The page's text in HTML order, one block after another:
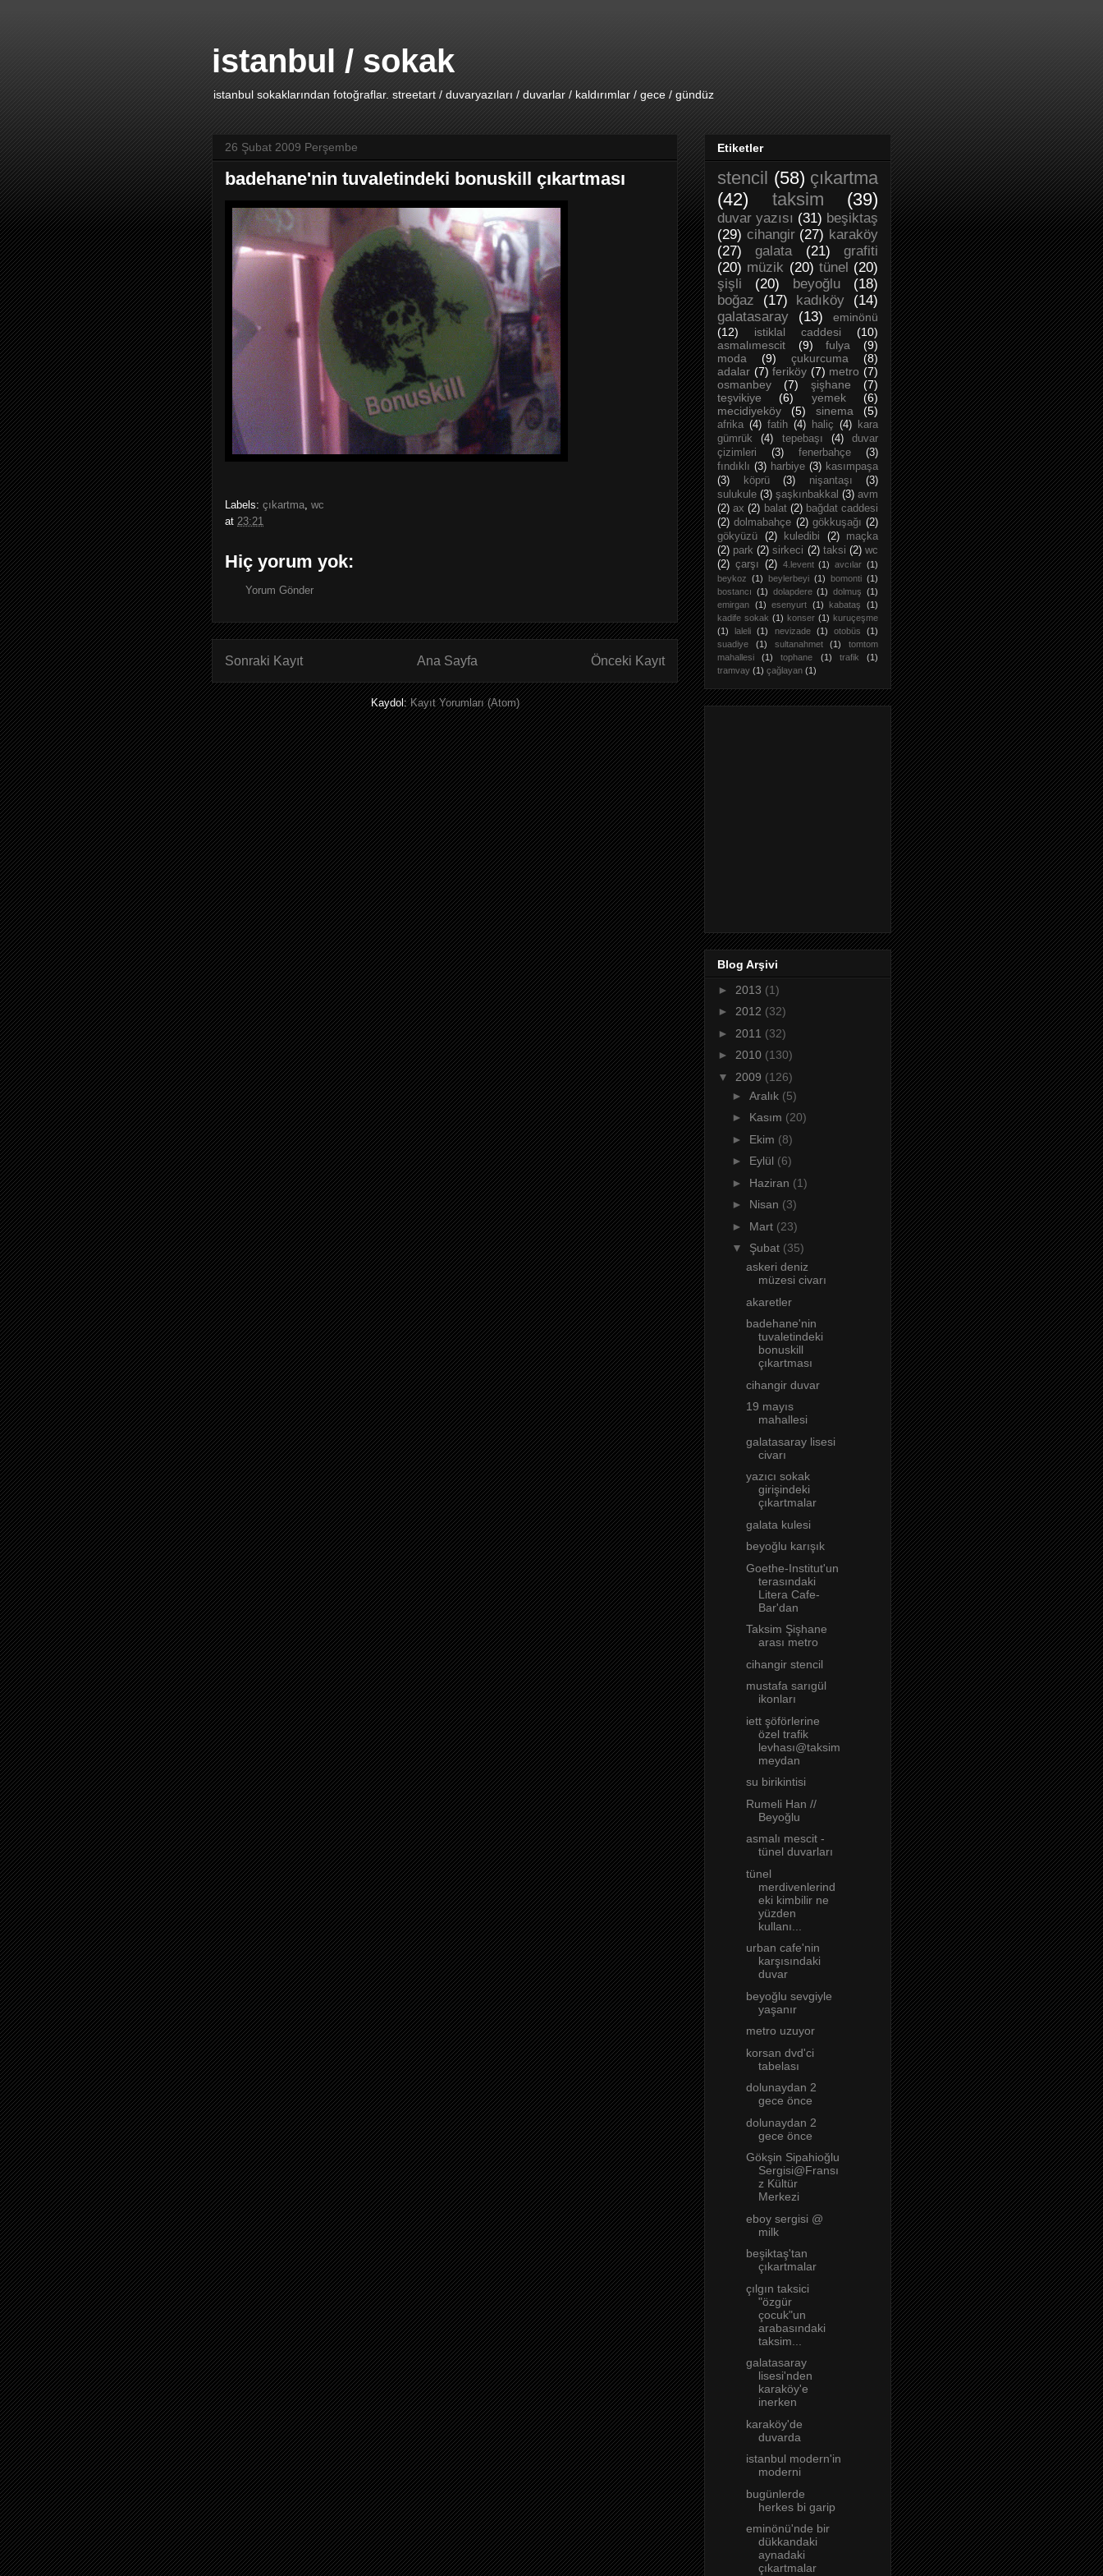
istanbul / sokak
istanbul sokaklarından fotoğraflar. streetart / duvaryazıları / duvarlar / kaldırımlar / gece / gündüz
26 Şubat 2009 Perşembe
badehane'nin tuvaletindeki bonuskill çıkartması
Labels: çıkartma wc
at 23:21
Hiç yorum yok:
Yorum Gönder
Sonraki Kayıt Önceki Kayıt
Ana Sayfa
Kaydol:Kayıt Yorumları (Atom)
Etiketler
stencil (58) çıkartma
(42)
taksim (39)
duvar yazısı (31) beşiktaş
(29) cihangir (27) karaköy
(27)
galata (21)
grafiti
(20) müzik (20) tünel (20)
şişli
(20) beyoğlu
(18)
boğaz
(17) kadıköy
(14)
galatasaray
(13)
eminönü
(12)
istiklal caddesi
(10)
asmalımescit
(9) fulya
(9)
moda
(9) çukurcuma
(8)
adalar (7) feriköy (7) metro (7)
osmanbey
(7) şişhane
(7)
teşvikiye
(6) yemek
(6)
mecidiyeköy
(5) sinema (5)
afrika (4) fatih (4) haliç (4)
kara
gümrük
(4) tepebaşı (4)
duvar
çizimleri
(3) fenerbahçe
(3)
fındıklı (3) harbiye (3) kasımpaşa
(3)
köprü (3) nişantaşı
(3)
sulukule (3) şaşkınbakkal (3) avm
(2) ax (2) balat (2) bağdat caddesi
(2) dolmabahçe (2) gökkuşağı (2)
gökyüzü
(2) kuledibi (2)
maçka
(2) park (2) sirkeci (2) taksi (2) wc
(2) çarşı (2) 4.levent (1) avcılar (1)
beykoz (1) beylerbeyi (1) bomonti (1)
bostancı (1) dolapdere (1) dolmuş (1)
emirgan (1) esenyurt (1) kabataş
(1)
kadife sokak (1) konser (1) kuruçeşme
(1)
laleli (1) nevizade (1) otobüs
(1)
suadiye
(1) sultanahmet (1)
tomtom
mahallesi
(1) tophane (1) trafik
(1)
tramvay (1) çağlayan (1)
Blog Arşivi
► 2013 (1)
► 2012 (32)
► 2011 (32)
► 2010 (130)
▼ 2009 (126)
► Aralık (5)
► Kasım (20)
► Ekim (8)
► Eylül (6)
► Haziran (1)
► Nisan (3)
► Mart (23)
▼ Şubat (35)
askeri deniz
müzesi civarı
akaretler
badehane'nin
tuvaletindeki
bonuskill
çıkartması
cihangir duvar
19 mayıs
mahallesi
galatasaray lisesi
civarı
yazıcı sokak
girişindeki
çıkartmalar
galata kulesi
beyoğlu karışık
Goethe-Institut'un
terasındaki
Litera Cafe-
Bar'dan
Taksim Şişhane
arası metro
cihangir stencil
mustafa sarıgül
ikonları
iett şöförlerine
özel trafik
levhası@taksim
meydan
su birikintisi
Rumeli Han //
Beyoğlu
asmalı mescit -
tünel duvarları
tünel
merdivenlerind
eki kimbilir ne
yüzden
kullanı...
urban cafe'nin
karşısındaki
duvar
beyoğlu sevgiyle
yaşanır
metro uzuyor
korsan dvd'ci
tabelası
dolunaydan 2
gece önce
dolunaydan 2
gece önce
Gökşin Sipahioğlu
Sergisi@Fransı
z Kültür
Merkezi
eboy sergisi @
milk
beşiktaş'tan
çıkartmalar
çılgın taksici
"özgür
çocuk"un
arabasındaki
taksim...
galatasaray
lisesi'nden
karaköy'e
inerken
karaköy'de
duvarda
istanbul modern'in
moderni
bugünlerde
herkes bi garip
eminönü'nde bir
dükkandaki
aynadaki
çıkartmalar